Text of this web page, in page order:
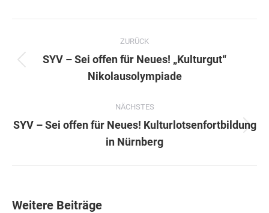
ZURÜCK
Vorheriger
Beitrag:
SYV – Sei offen für Neues! „Kulturgut“
Nikolausolympiade
NÄCHSTES
Nächster
Beitrag:
SYV – Sei offen für Neues! Kulturlotsenfortbildung
in Nürnberg
Weitere Beiträge